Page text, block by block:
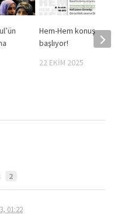
Hem-Hem konuşma
başlıyor!
22 EKIM 2025
2
01:22